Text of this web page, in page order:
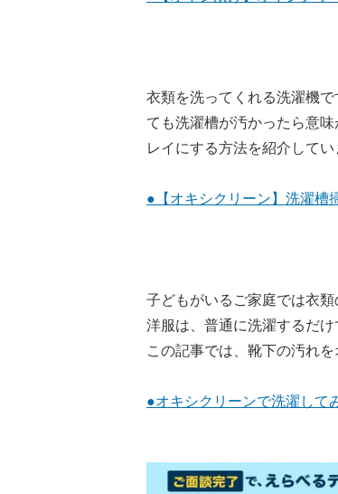
衣類を洗ってくれる洗濯機
ても洗濯槽が汚かったら意
レイにする方法を紹介してい
●【オキシクリーン】洗濯槽
子どもがいるご家庭では衣
洋服は、普通に洗濯するだ
この記事では、靴下の汚れ
●オキシクリーンで洗濯して